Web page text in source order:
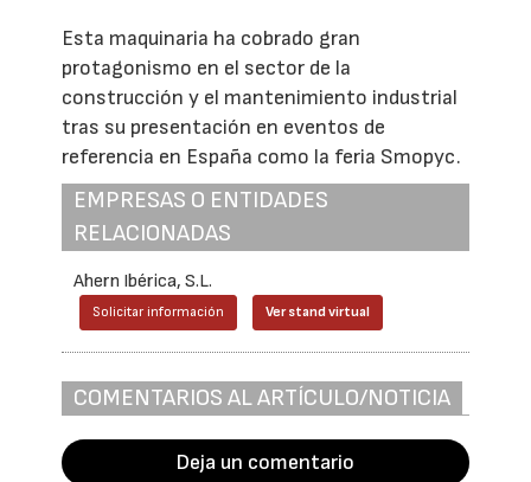
Esta maquinaria ha cobrado gran
protagonismo en el sector de la
construcción y el mantenimiento industrial
tras su presentación en eventos de
referencia en España como la feria Smopyc.
EMPRESAS O ENTIDADES
RELACIONADAS
Ahern Ibérica, S.L.
Solicitar información Ver stand virtual
COMENTARIOS AL ARTÍCULO/NOTICIA
Deja un comentario